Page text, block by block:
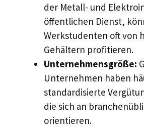
der Metall- und
öffentlichen Dienst,
Werkstudenten oft von
Gehältern profitieren.
Unternehmensgröße:
Unternehmen haben
standardisierte
die sich an
orientieren.